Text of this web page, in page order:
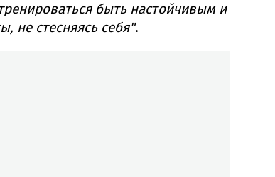
быть настойчивым и
не стесняясь себя".